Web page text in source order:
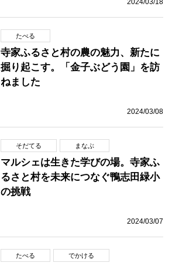
2024/03/18
たべる
寺家ふるさと村の農の魅力、新たに
掘り起こす。「金子ぶどう園」を訪
ねました
2024/03/08
そだてる まなぶ
マルシェは生きた学びの場。寺家ふ
るさと村を未来につなぐ鴨志田緑小
の挑戦
2024/03/07
たべる でかける